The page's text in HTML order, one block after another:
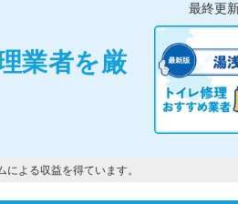
業者を厳
最終更
よる収益を得ています。